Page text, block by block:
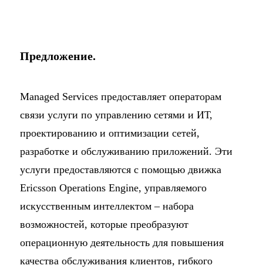
Предложение.
Managed Services предоставляет операторам
связи услуги по управлению сетями и ИТ,
проектированию и оптимизации сетей,
разработке и обслуживанию приложений. Эти
услуги предоставляются с помощью движка
Ericsson Operations Engine, управляемого
искусственным интеллектом – набора
возможностей, которые преобразуют
операционную деятельность для повышения
качества обслуживания клиентов, гибкого